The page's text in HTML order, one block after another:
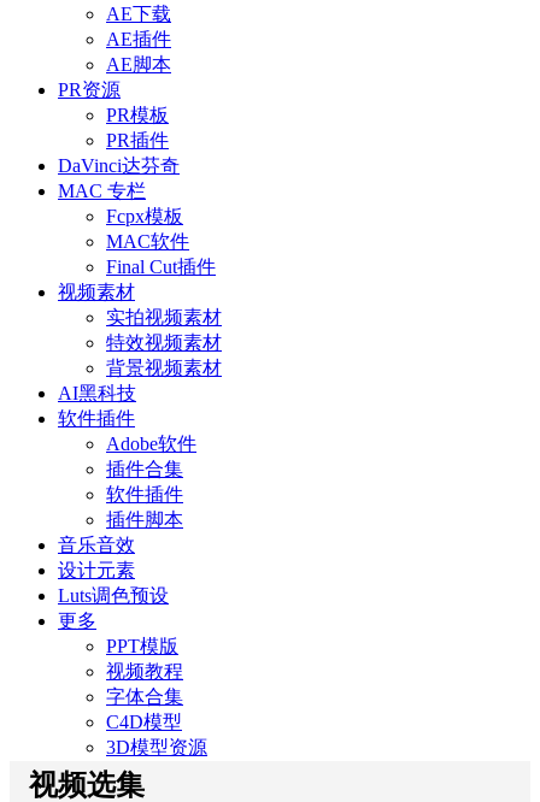
AE下载
AE插件
AE脚本
PR资源
PR模板
PR插件
DaVinci达芬奇
MAC 专栏
Fcpx模板
MAC软件
Final Cut插件
视频素材
实拍视频素材
特效视频素材
背景视频素材
AI黑科技
软件插件
Adobe软件
插件合集
软件插件
插件脚本
音乐音效
设计元素
Luts调色预设
更多
PPT模版
视频教程
字体合集
C4D模型
3D模型资源
视频选集